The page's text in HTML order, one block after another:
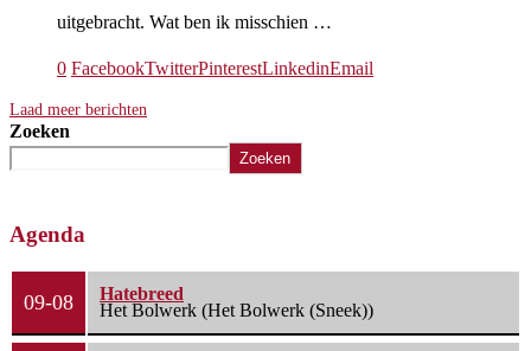
uitgebracht. Wat ben ik misschien …
0 FacebookTwitterPinterestLinkedinEmail
Laad meer berichten
Zoeken
Zoeken
Agenda
09-08
Hatebreed
Het Bolwerk (Het Bolwerk (Sneek))